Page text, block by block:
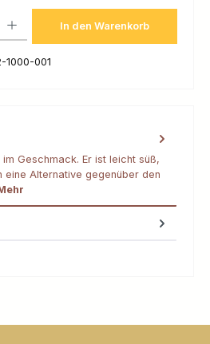
In den Warenkorb
1000-001
Geschmack. Er ist leicht süß,
eine Alternative gegenüber den